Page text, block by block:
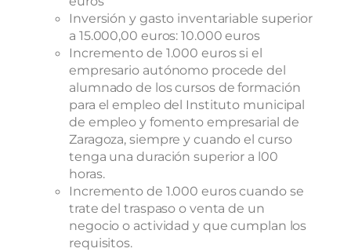
Inversión y gasto inventariable superior
a 15.000,00 euros: 10.000 euros
Incremento de 1.000 euros si el
empresario autónomo procede del
alumnado de los cursos de formación
para el empleo del Instituto municipal
de empleo y fomento empresarial de
Zaragoza, siempre y cuando el curso
tenga una duración superior a l00
horas.
Incremento de 1.000 euros cuando se
trate del traspaso o venta de un
negocio o actividad y que cumplan los
requisitos.